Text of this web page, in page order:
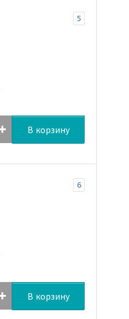
5
В корзину
6
В корзину